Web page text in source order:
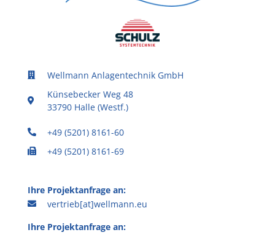
Wellmann Anlagentechnik GmbH
Künsebecker Weg 48
33790 Halle (Westf.)
+49 (5201) 8161-60
+49 (5201) 8161-69
Ihre Projektanfrage an:
vertrieb[at]wellmann.eu
Ihre Projektanfrage an: